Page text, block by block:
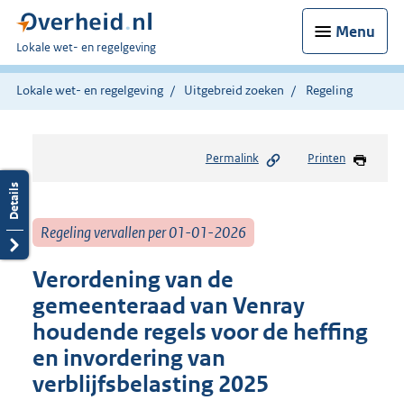
Menu
U
bent
hier:
Lokale wet- en regelgeving
Lokale wet- en regelgeving Uitgebreid zoeken Regeling
Permalink Printen
Regeling vervallen per 01-01-2026
Verordening van de
gemeenteraad van Venray
houdende regels voor de heffing
en invordering van
verblijfsbelasting 2025